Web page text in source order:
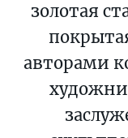
золотая
авторами